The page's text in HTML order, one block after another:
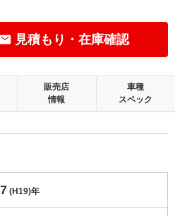
見積もり・在庫確認
販売店
情報
車種
スペック
(H19)年